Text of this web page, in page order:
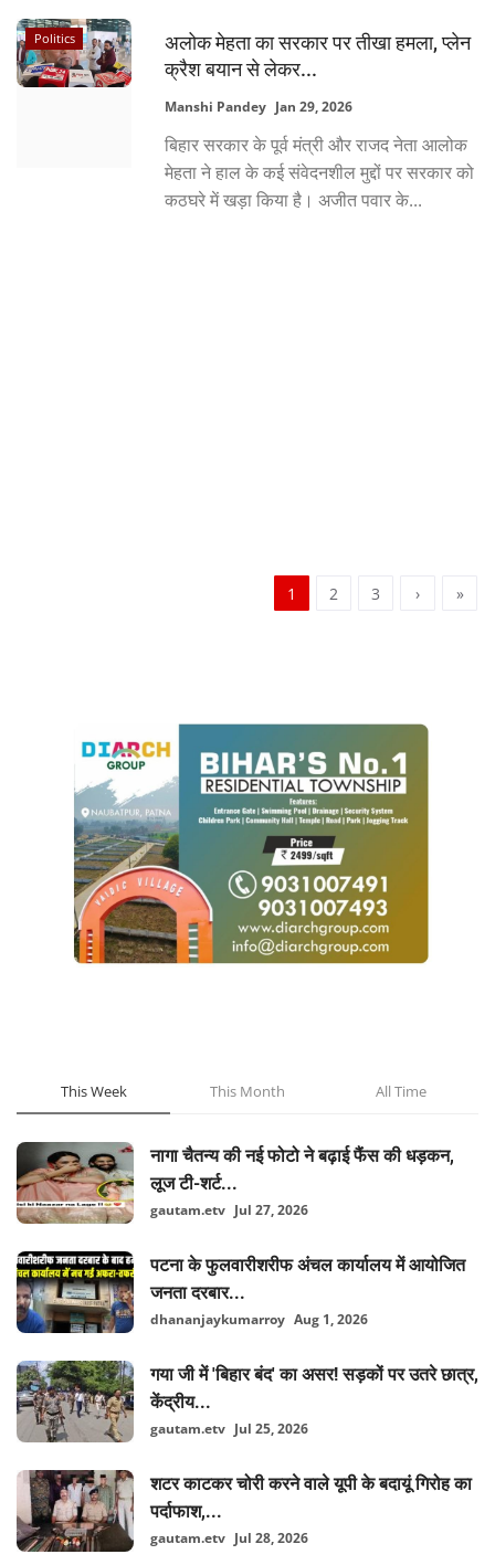
Politics
अलोक मेहता का सरकार पर तीखा हमला, प्लेन
क्रैश बयान से लेकर...
Manshi Pandey Jan 29, 2026
बिहार सरकार के पूर्व मंत्री और राजद नेता आलोक
मेहता ने हाल के कई संवेदनशील मुद्दों पर सरकार को
कठघरे में खड़ा किया है। अजीत पवार के...
1 2 3 › »
This Week This Month All Time
नागा चैतन्य की नई फोटो ने बढ़ाई फैंस की धड़कन,
लूज टी-शर्ट...
gautam.etv Jul 27, 2026
पटना के फुलवारीशरीफ अंचल कार्यालय में आयोजित
जनता दरबार...
dhananjaykumarroy Aug 1, 2026
गया जी में 'बिहार बंद' का असर! सड़कों पर उतरे छात्र,
केंद्रीय...
gautam.etv Jul 25, 2026
शटर काटकर चोरी करने वाले यूपी के बदायूं गिरोह का
पर्दाफाश,...
gautam.etv Jul 28, 2026